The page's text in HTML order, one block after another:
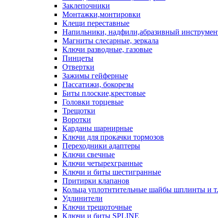
Заклепочники
Монтажки,монтировки
Клещи переставные
Напильники, надфили,абразивный
Магниты слесарные, зеркала
Ключи разводные, газовые
Пинцеты
Отвертки
Зажимы гейферные
Пассатижи, бокорезы
Биты плоские,крестовые
Головки торцевые
Трещотки
Воротки
Карданы шарнирные
Ключи для прокачки тормозов
Переходники адаптеры
Ключи свечные
Ключи четырехгранные
Ключи и биты шестигранные
Притирки клапанов
Кольца уплотнтительные шайбы шплинты и
Удлинители
Ключи трещоточные
Ключи и биты SPLINE